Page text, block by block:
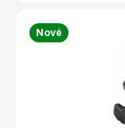
polstrované
trojvrstvová
Nové